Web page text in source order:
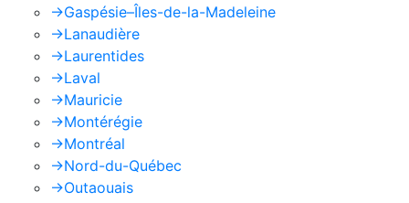
->Gaspésie–Îles-de-la-Madeleine
->Lanaudière
->Laurentides
->Laval
->Mauricie
->Montérégie
->Montréal
->Nord-du-Québec
->Outaouais